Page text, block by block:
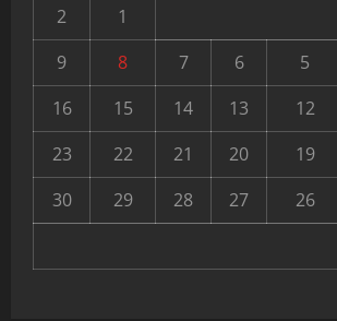
1
2
5
6
7
8
9
12
13
14
15
16
19
20
21
22
23
26
27
28
29
30